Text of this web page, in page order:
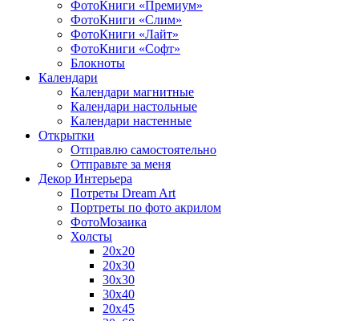
ФотоКниги «Премиум»
ФотоКниги «Слим»
ФотоКниги «Лайт»
ФотоКниги «Софт»
Блокноты
Календари
Календари магнитные
Календари настольные
Календари настенные
Открытки
Отправлю самостоятельно
Отправьте за меня
Декор Интерьера
Потреты Dream Art
Портреты по фото акрилом
ФотоМозаика
Холсты
20х20
20х30
30х30
30х40
20х45